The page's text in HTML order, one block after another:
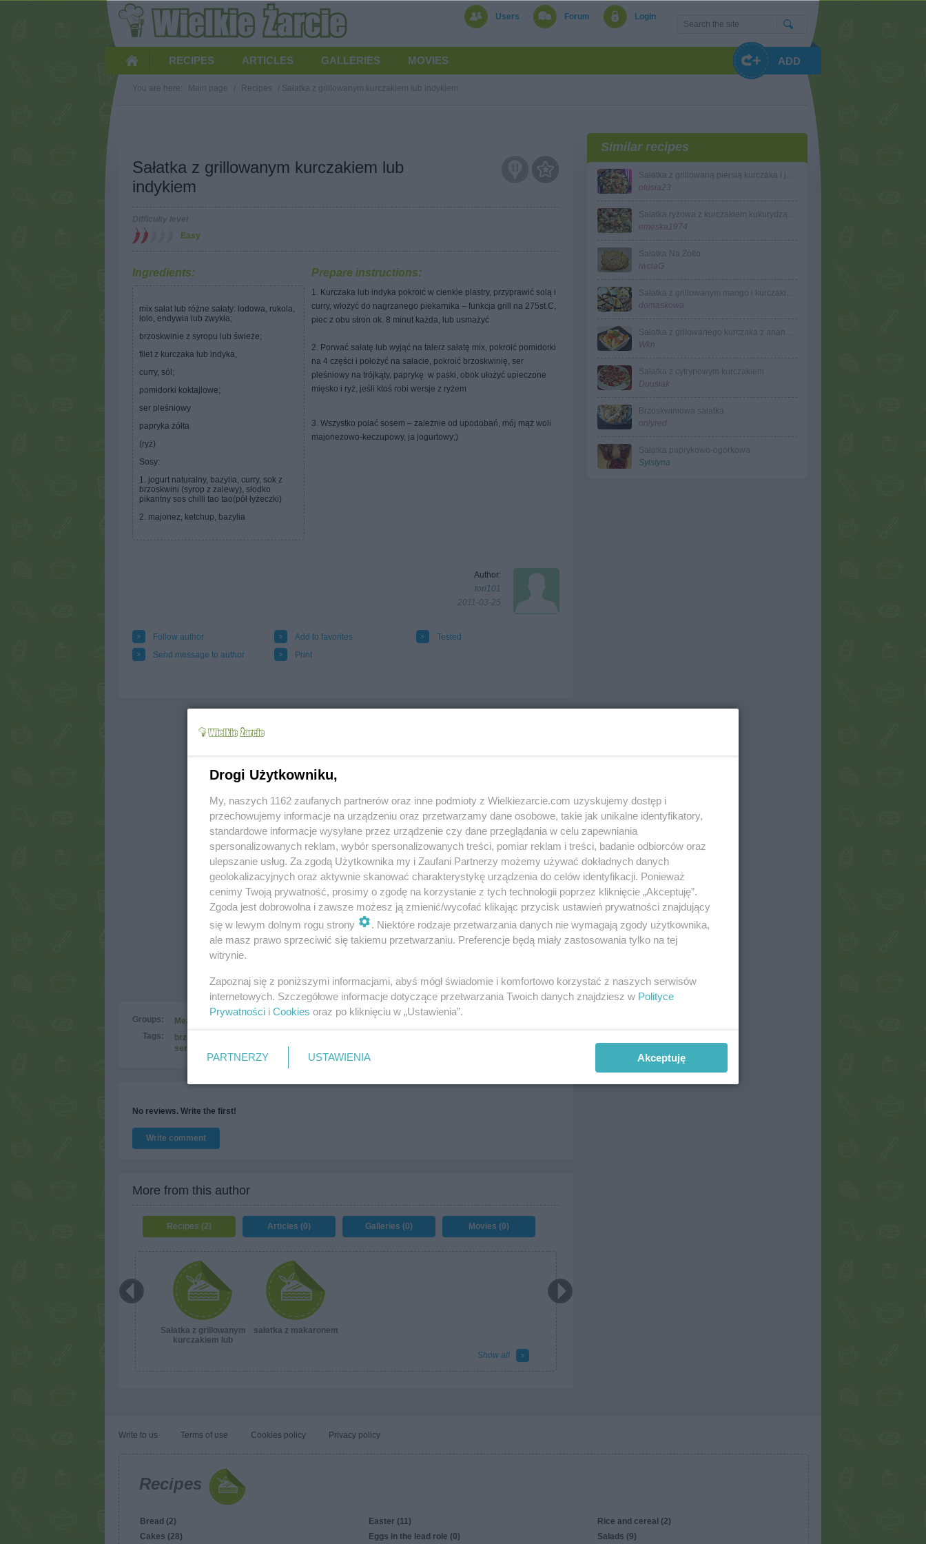
Users Forum Login
RECIPES ARTICLES GALLERIES MOVIES ADD
You are here: Main page / Recipes / Sałatka z grillowanym kurczakiem lub indykiem
Sałatka z grillowanym kurczakiem lub
indykiem
Easy
Ingredients:
mix sałat lub różne sałaty: lodowa, rukola,
lolo, endywia lub zwykła;
brzoskwinie z syropu lub świeże;
filet z kurczaka lub indyka,
curry, sól;
pomidorki koktajlowe;
ser pleśniowy
papryka żółta
(ryż)
Sosy:
1. jogurt naturalny, bazylia, curry, sok z
brzoskwini (syrop z zalewy), słodko
pikantny sos chilli tao tao(pół łyżeczki)
2. majonez, ketchup, bazylia
Prepare instructions:
1. Kurczaka lub indyka pokroić w cienkie plastry, przyprawić solą i
curry, włożyć do nagrzanego piekarnika – funkcja grill na 275st.C,
piec z obu stron ok. 8 minut każda, lub usmażyć
2. Porwać sałatę lub wyjąć na talerz sałatę mix, pokroić pomidorki
na 4 części i położyć na sałacie, pokroić brzoskwinię, ser
pleśniowy na trójkąty, paprykę w paski, obok ułożyć upieczone
mięsko i ryż, jeśli ktoś robi wersje z ryżem
3. Wszystko polać sosem – zależnie od upodobań, mój mąż woli
majonezowo-keczupowy, ja jogurtowy;)
Author:
tori101
2011-03-25
Follow author Add to favorites
Tested
Send message to author
Print
Groups: Meat Salads
Tags:
brzoskwinie
ser pleśniowy
No reviews. Write the first!
Write comment
More from this author
Recipes (2) Articles (0) Galleries (0) Movies (0)
Sałatka z grillowanym
kurczakiem lub
sałatka z makaronem
Show all
Similar recipes
olusia23
emeska1974
Sałatka Na Żółto
iwciaG
domaskowa
Wkn
Sałatka z cytrynowym kurczakiem
Duusiak
Brzoskwiniowa sałatka
onlyred
Sałatka paprykowo-ogórkowa
Sylstyna
Write to us Terms of use Cookies policy Privacy policy
Recipes
Bread (2)
Cakes (28)
Easter (11)
Eggs in the lead role (0)
Rice and cereal (2)
Salads (9)
Drogi Użytkowniku,
My, naszych 1162 zaufanych partnerów oraz inne podmioty z Wielkiezarcie.com uzyskujemy dostęp i
przechowujemy informacje na urządzeniu oraz przetwarzamy dane osobowe, takie jak unikalne identyfikatory,
standardowe informacje wysyłane przez urządzenie czy dane przeglądania w celu zapewniania
spersonalizowanych reklam, wybór spersonalizowanych treści, pomiar reklam i treści, badanie odbiorców oraz
ulepszanie usług. Za zgodą Użytkownika my i Zaufani Partnerzy możemy używać dokładnych danych
geolokalizacyjnych oraz aktywnie skanować charakterystykę urządzenia do celów identyfikacji. Ponieważ
cenimy Twoją prywatność, prosimy o zgodę na korzystanie z tych technologii poprzez kliknięcie „Akceptuję”.
Zgoda jest dobrowolna i zawsze możesz ją zmienić/wycofać klikając przycisk ustawień prywatności znajdujący
się w lewym dolnym rogu strony
. Niektóre rodzaje przetwarzania danych nie wymagają zgody użytkownika,
ale masz prawo sprzeciwić się takiemu przetwarzaniu. Preferencje będą miały zastosowania tylko na tej
witrynie.
Zapoznaj się z poniższymi informacjami, abyś mógł świadomie i komfortowo korzystać z naszych serwisów
internetowych. Szczegółowe informacje dotyczące przetwarzania Twoich danych znajdziesz w Polityce
Prywatności i Cookies oraz po kliknięciu w „Ustawienia”.
PARTNERZY USTAWIENIA Akceptuję